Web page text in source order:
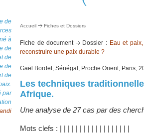
de
à
de
de
de
de
par
Accueil Fiches et Dossiers
Fiche de document Dossier : Eau et
reconstruire une paix durable ?
Gaël Bordet, Sénégal, Proche Orient, Paris,
Les techniques
Afrique.
Une analyse de 27 cas par des
Mots clefs : | | | | | | | | | | | | | | | | | |